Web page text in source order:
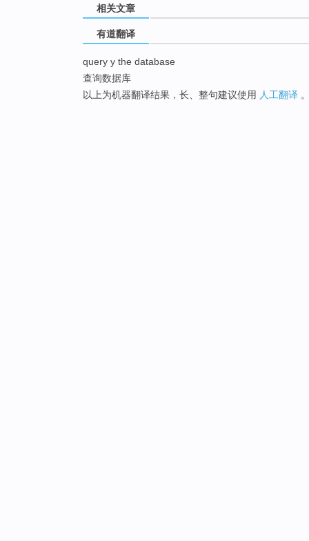
相关文章
有道翻译
query y the database
查询数据库
以上为机器翻译结果，长、整句建议使用 人工翻译